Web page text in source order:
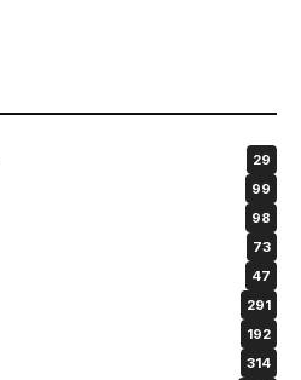
29
99
98
73
47
291
192
314